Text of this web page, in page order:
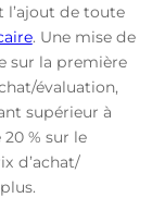
l’ajout de toute
. Une mise de
sur la première
évaluation,
supérieur à
% sur le
d’achat/